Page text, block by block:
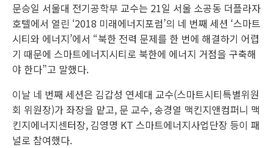
문승일 서울대 전기공학부 교수는 21일 서울 소공동 더플라자
호텔에서 열린 ‘2018 미래에너지포럼’의 네 번째 세션 ‘스마트
시티와 에너지’에서 “북한 전력 문제를 한 번에 해결하기 어렵
기 때문에 스마트에너지시티로 북한에 에너지 거점을 구축해
야 한다”고 말했다.
이날 네 번째 세션은 김갑성 연세대 교수(스마트시티특별위원
회 위원장)가 좌장을 맡고, 문 교수, 송경열 맥킨지앤컴퍼니 맥
킨지에너지센터장, 김영명 KT 스마트에너지사업단장 등이 패
널로 참여했다.